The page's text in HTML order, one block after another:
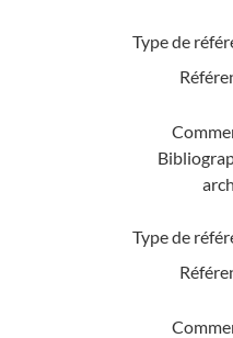
Type de
Type de